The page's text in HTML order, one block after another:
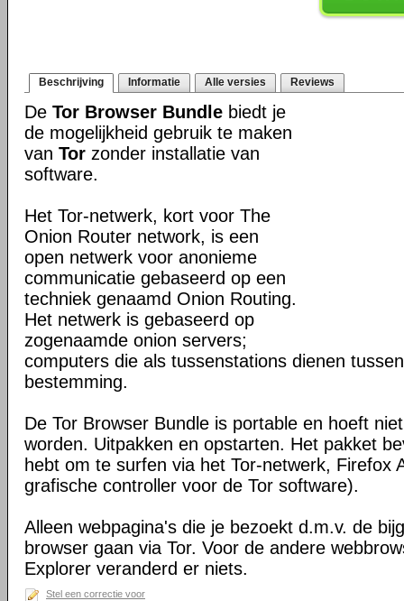
Beschrijving Informatie Alle versies Reviews
De Tor Browser Bundle biedt je
de mogelijkheid gebruik te maken
van Tor zonder installatie van
software.
Het Tor-netwerk, kort voor The
Onion Router network, is een
open netwerk voor anonieme
communicatie gebaseerd op een
techniek genaamd Onion Routing.
Het netwerk is gebaseerd op
zogenaamde onion servers;
computers die als tussenstations dienen
bestemming.
De Tor Browser Bundle is portable en hoeft
worden. Uitpakken en opstarten. Het pakket
hebt om te surfen via het Tor-netwerk, Firefox
grafische controller voor de Tor software).
Alleen webpagina's die je bezoekt d.m.v. de
browser gaan via Tor. Voor de andere
Explorer veranderd er niets.
Stel een correctie voor